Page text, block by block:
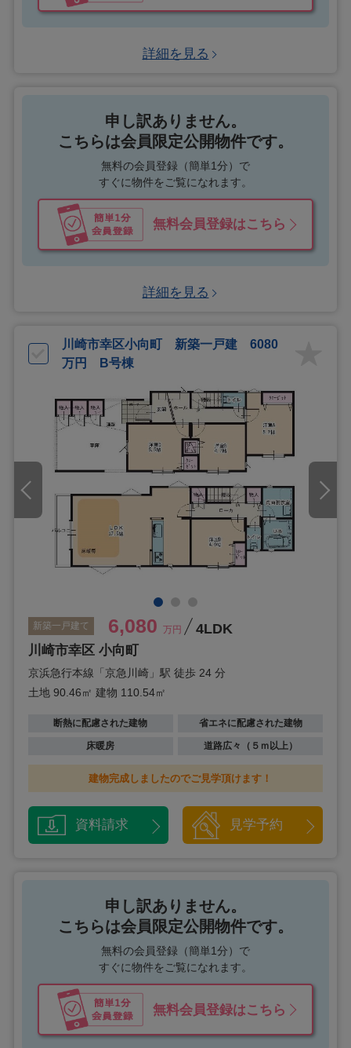
詳細を見る
申し訳ありません。
こちらは会員限定公開物件です。
無料の会員登録（簡単1分）で
すぐに物件をご覧になれます。
無料会員登録はこちら
詳細を見る
川崎市幸区小向町 新築一戸建 6080
万円 B号棟
新築一戸建て 6,080 万円 4LDK
川崎市幸区 小向町
京浜急行本線「京急川崎」駅 徒歩 24 分
土地 90.46㎡ 建物 110.54㎡
断熱に配慮された建物 省エネに配慮された建物
床暖房 道路広々（５ｍ以上）
建物完成しましたのでご見学頂けます！
資料請求 見学予約
申し訳ありません。
こちらは会員限定公開物件です。
無料の会員登録（簡単1分）で
すぐに物件をご覧になれます。
無料会員登録はこちら